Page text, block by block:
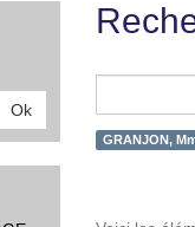
Ok
GRANJON,